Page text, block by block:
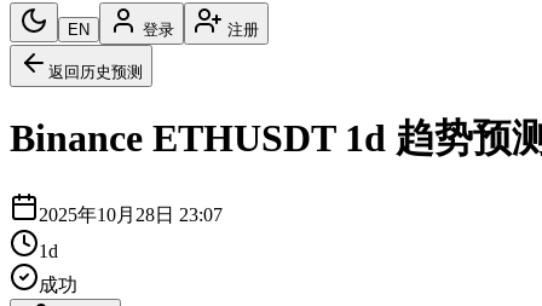
EN 登录 注册
返回历史预测
Binance ETHUSDT 1d 趋势预
2025年10月28日 23:07
1d
成功